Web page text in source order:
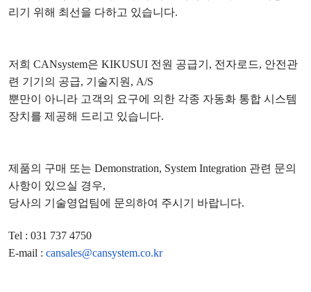
리기 위해 최선을 다하고 있습니다.
저희 CANsystem은 KIKUSUI 전원 공급기 , 전자로드, 안전관
련 기기의 공급, 기술지원 , A/S
뿐만이 아니라 고객의 요구에 의한 각종 자동화 통합 시스템
장치를 제공해 드리고 있습니다.
제품의 구매 또는 Demonstration, System Integration 관련 문의
사항이 있으실 경우,
당사의 기술영업팀에 문의하여 주시기 바랍니다.
Tel : 031 737 4750
E-mail : cansales@cansystem.co.kr